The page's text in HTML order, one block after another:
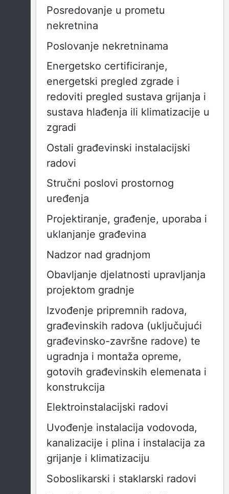
Posredovanje u prometu
nekretnina
Poslovanje nekretninama
Energetsko certificiranje,
energetski pregled zgrade i
redoviti pregled sustava grijanja i
sustava hlađenja ili klimatizacije u
zgradi
Ostali građevinski instalacijski
radovi
Stručni poslovi prostornog
uređenja
Projektiranje, građenje, uporaba i
uklanjanje građevina
Nadzor nad gradnjom
Obavljanje djelatnosti upravljanja
projektom gradnje
Izvođenje pripremnih radova,
građevinskih radova (uključujući
građevinsko-završne radove) te
ugradnja i montaža opreme,
gotovih građevinskih elemenata i
konstrukcija
Elektroinstalacijski radovi
Uvođenje instalacija vodovoda,
kanalizacije i plina i instalacija za
grijanje i klimatizaciju
Soboslikarski i staklarski radovi